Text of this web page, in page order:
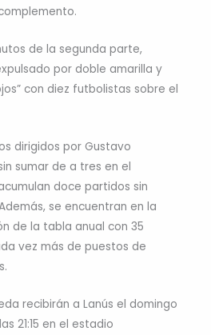
de la segunda parte,
por doble amarilla y
con diez futbolistas sobre el
dirigidos por Gustavo
sumar de a tres en el
doce partidos sin
se encuentran en la
de la tabla anual con 35
vez más de puestos de
recibirán a Lanús el domingo
21:15 en el estadio